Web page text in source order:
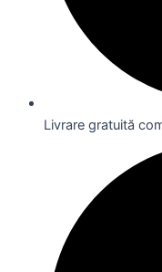
Livrare gratuită